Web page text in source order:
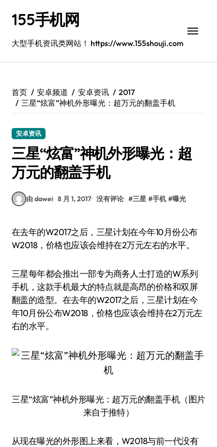
155手机网
大型手机资讯类网站！ https://www.155shouji.com
首页 安卓频道 安卓资讯
2017
三星“炫富”神机外形曝光：超万元的翻盖手机
安卓资讯
三星“炫富”神机外形曝光：超
万元的翻盖手机
由 dawei 8 月 1, 2017 没有评论 #三星 #手机 #曝光
在去年的W2017之后，三星计划在今年10月份公布
W2018，价格也应该会维持在2万元左右的水平。
三星每年都会推出一部专为商务人士打造的W系列
手机，这款手机最大的特点就是高昂的价格和双屏
翻盖的造型。在去年的W2017之后，三星计划在今
年10月份公布W2018，价格也应该会维持在2万元左
右的水平。
三星“炫富”神机外形曝光：超万元的翻盖手机（图片
来自于推特）
从现在曝光的外形图上来看，W2018与前一代没有